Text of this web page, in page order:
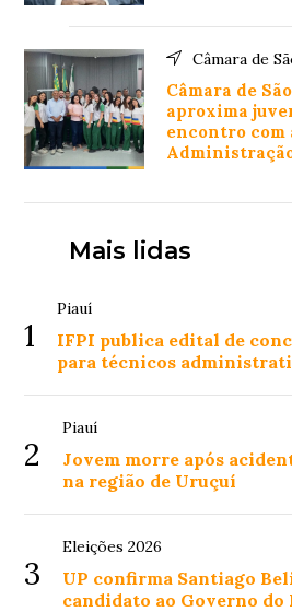
Câmara de
Câmara de
aproxima
encontro com
Mais lidas
1
Piauí
IFPI publica edital de
para técnicos
2
Piauí
Jovem morre após
na região de Uruçuí
3
Eleições 2026
UP confirma Santiago
candidato ao Governo do